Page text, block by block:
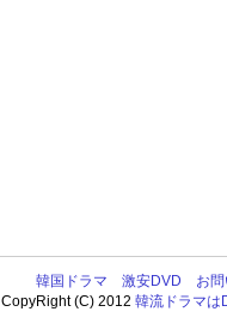
韓国ドラマ 激安DVD
お
CopyRight (C) 2012韓流ドラマは